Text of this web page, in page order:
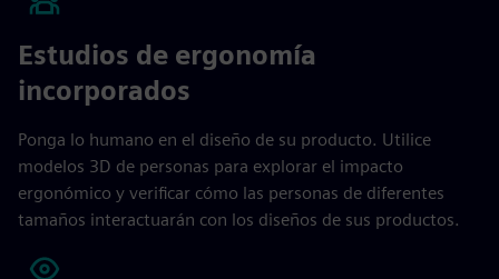
Estudios de ergonomía
incorporados
Ponga lo humano en el diseño de su producto. Utilice
modelos 3D de personas para explorar el impacto
ergonómico y verificar cómo las personas de diferentes
tamaños interactuarán con los diseños de sus productos.